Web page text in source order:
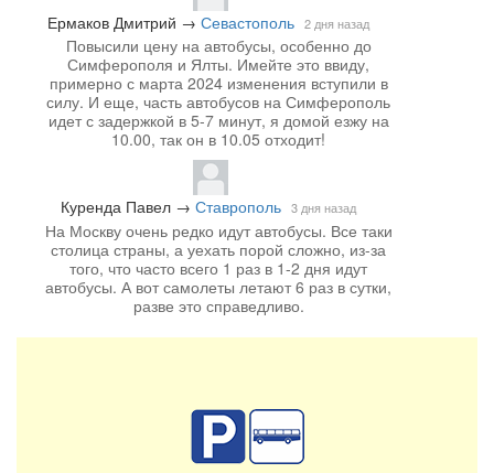
Ермаков Дмитрий → Севастополь 2 дня назад
Повысили цену на автобусы, особенно до
Симферополя и Ялты. Имейте это ввиду,
примерно с марта 2024 изменения вступили в
силу. И еще, часть автобусов на Симферополь
идет с задержкой в 5-7 минут, я домой езжу на
10.00, так он в 10.05 отходит!
Куренда Павел→ Ставрополь 3 дня назад
На Москву очень редко идут автобусы. Все таки
столица страны, а уехать порой сложно, из-за
того, что часто всего 1 раз в 1-2 дня идут
автобусы. А вот самолеты летают 6 раз в сутки,
разве это справедливо.